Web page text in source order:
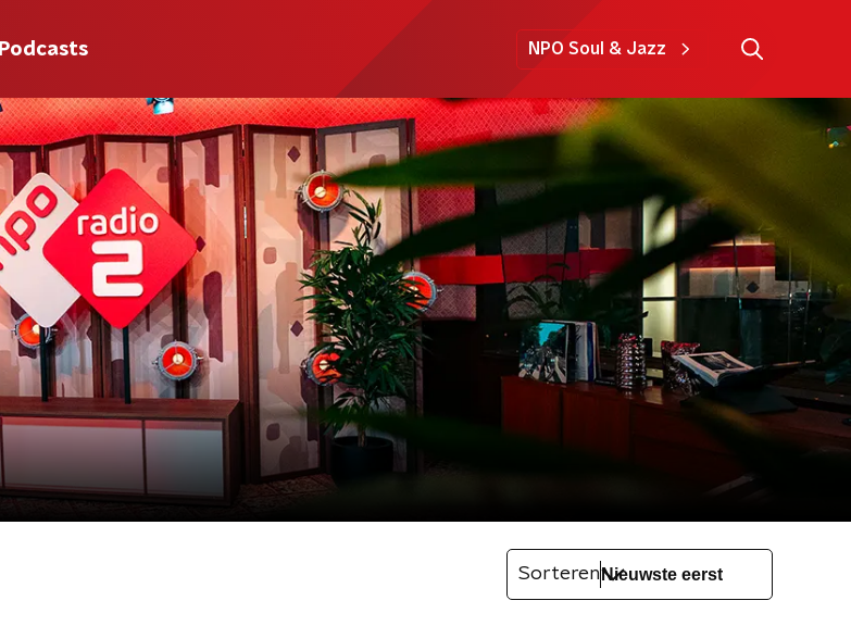
Podcasts NPO Soul & Jazz
Sorteren